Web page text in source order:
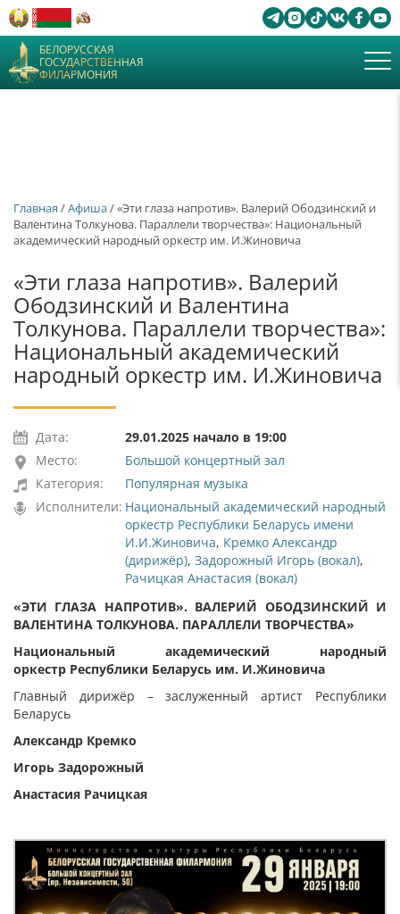
БЕЛОРУССКАЯ
ГОСУДАРСТВЕННАЯ
ФИЛАРМОНИЯ
Главная /Афиша/ «Эти глаза напротив». Валерий Ободзинский и
Валентина Толкунова. Параллели творчества»: Национальный
академический народный оркестр им. И.Жиновича
«Эти глаза напротив». Валерий
Ободзинский и Валентина
Толкунова. Параллели творчества»:
Национальный академический
народный оркестр им. И.Жиновича
Дата:
29.01.2025 начало в 19:00
Место:
Большой концертный зал
Категория:
Популярная музыка
Исполнители: Национальный академический народный
оркестр Республики Беларусь имени
И.И.Жиновича, Кремко Александр
(дирижёр), Задорожный Игорь (вокал),
Рачицкая Анастасия (вокал)
«ЭТИ ГЛАЗА НАПРОТИВ». ВАЛЕРИЙ ОБОДЗИНСКИЙ И
ВАЛЕНТИНА ТОЛКУНОВА. ПАРАЛЛЕЛИ ТВОРЧЕСТВА»
Национальный академический народный
оркестр Республики Беларусь им. И.Жиновича
Главный дирижёр – заслуженный артист Республики
Беларусь
Александр Кремко
Игорь Задорожный
Анастасия Рачицкая